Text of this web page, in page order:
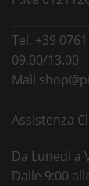
Tel. +39
09.00/13.00
Mail
Assistenza
Da Lunedì a
Dalle 9:00